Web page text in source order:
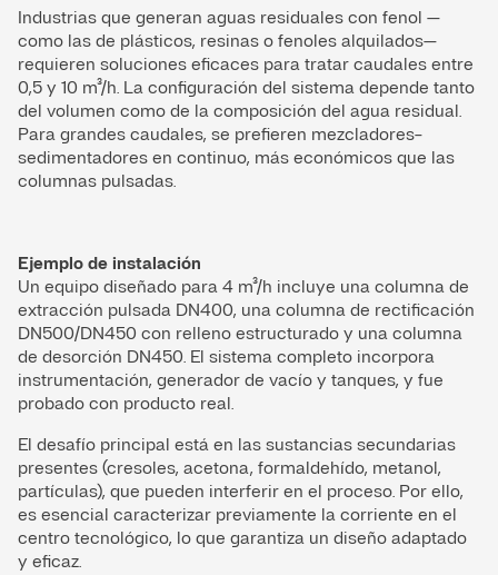
Industrias que generan aguas residuales con fenol —
como las de plásticos, resinas o fenoles alquilados—
requieren soluciones eficaces para tratar caudales entre
0,5 y 10 m³/h. La configuración del sistema depende tanto
del volumen como de la composición del agua residual.
Para grandes caudales, se prefieren mezcladores-
sedimentadores en continuo, más económicos que las
columnas pulsadas.
Ejemplo de instalación
Un equipo diseñado para 4 m³/h incluye una columna de
extracción pulsada DN400, una columna de rectificación
DN500/DN450 con relleno estructurado y una columna
de desorción DN450. El sistema completo incorpora
instrumentación, generador de vacío y tanques, y fue
probado con producto real.
El desafío principal está en las sustancias secundarias
presentes (cresoles, acetona, formaldehído, metanol,
partículas), que pueden interferir en el proceso. Por ello,
es esencial caracterizar previamente la corriente en el
centro tecnológico, lo que garantiza un diseño adaptado
y eficaz.